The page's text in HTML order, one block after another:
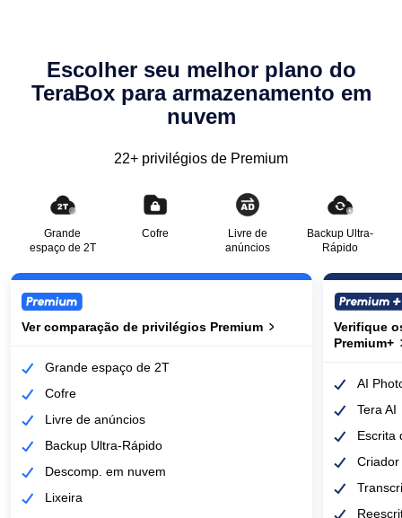
Escolher seu melhor plano do
TeraBox para armazenamento em
nuvem
22+ privilégios de Premium
Grande
espaço de 2T
Cofre
Livre de
anúncios
Backup Ultra-
Rápido
Ver comparação de privilégios Premium
Ver comparação de privilégios Premium
Grande espaço de 2T
Cofre
Livre de anúncios
Backup Ultra-Rápido
Descomp. em nuvem
Lixeira
Verifique
Premium+
Verifique
Premium+
AI
Tera AI
Escrita